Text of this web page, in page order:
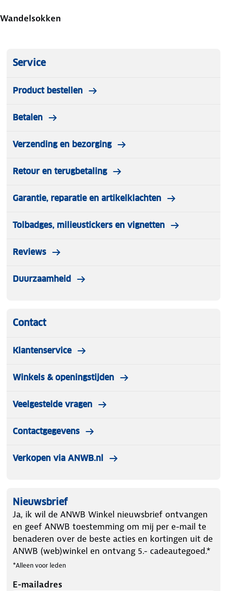
Wandelsokken
Service
Product bestellen
Betalen
Verzending en bezorging
Retour en terugbetaling
Garantie, reparatie en artikelklachten
Tolbadges, milieustickers en vignetten
Reviews
Duurzaamheid
Contact
Klantenservice
Winkels & openingstijden
Veelgestelde vragen
Contactgegevens
Verkopen via ANWB.nl
Nieuwsbrief
Ja, ik wil de ANWB Winkel nieuwsbrief ontvangen
en geef ANWB toestemming om mij per e-mail te
benaderen over de beste acties en kortingen uit de
ANWB (web)winkel en ontvang 5.- cadeautegoed.*
*Alleen voor leden
E-mailadres